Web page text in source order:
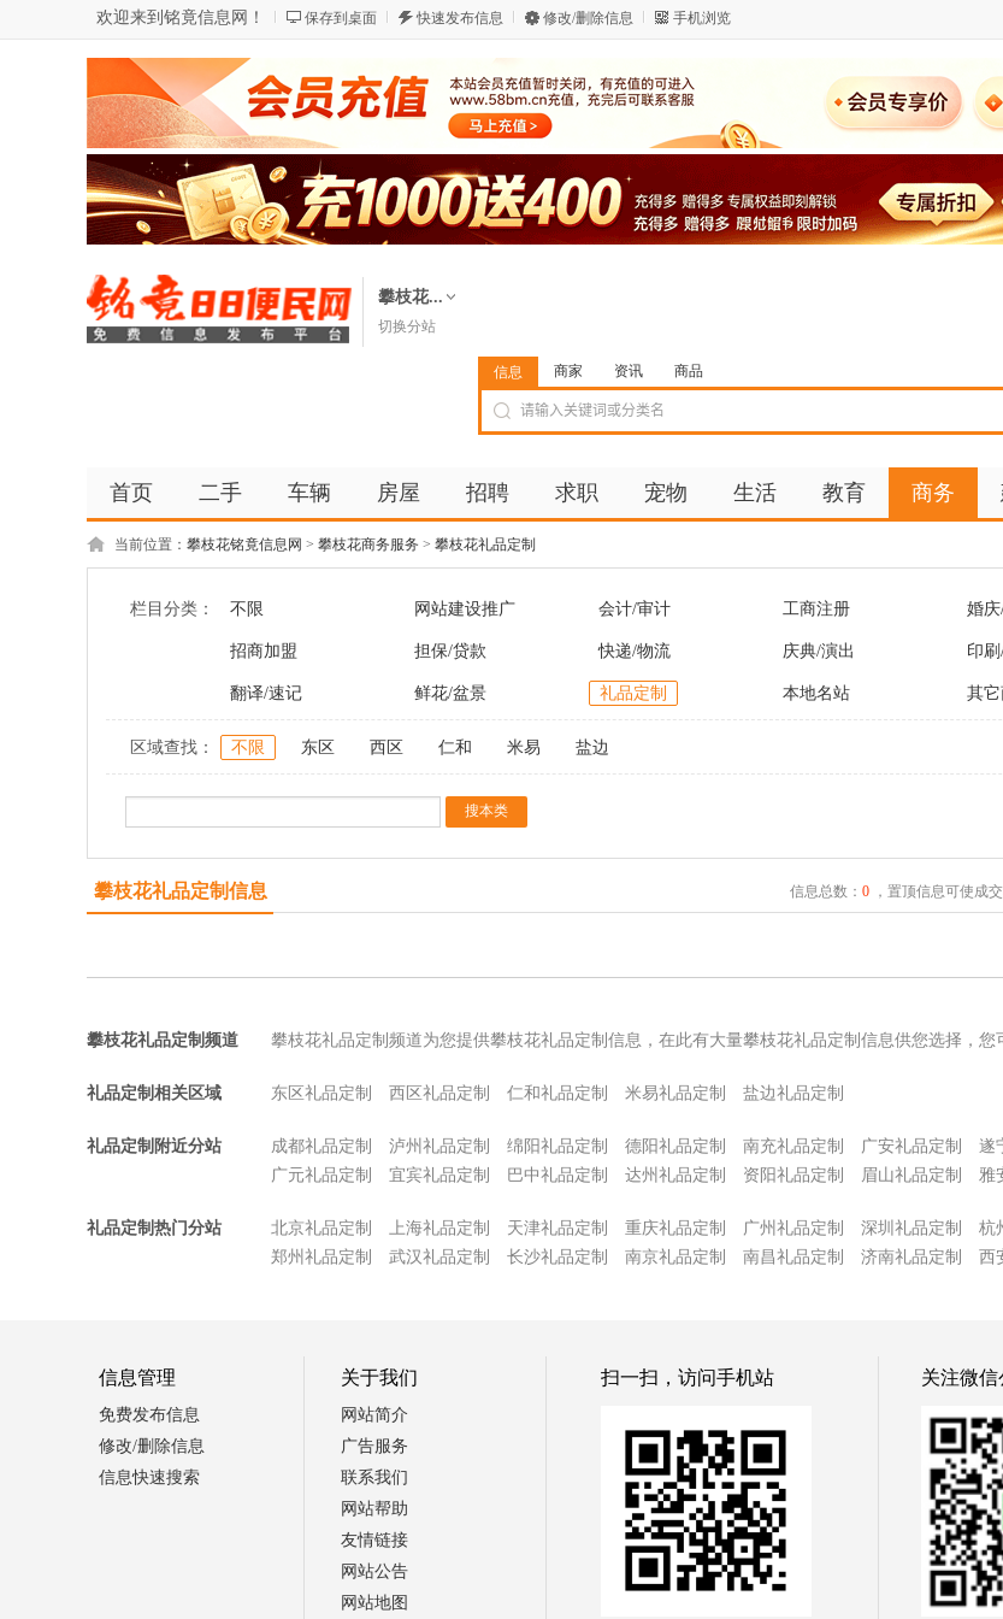
欢迎来到铭竟信息网！ 保存到桌面 快速发布信息 修改/删除信息 手机浏览
攀枝花...
切换分站
信息 商家 资讯 商品
首页 二手 车辆 房屋 招聘 求职 宠物 生活 教育 商务
当前位置： 攀枝花铭竟信息网 > 攀枝花商务服务 > 攀枝花礼品定制
栏目分类： 不限 网站建设推广 会计/审计 工商注册 婚
招商加盟 担保/贷款 快递/物流 庆典/演出 印
翻译/速记 鲜花/盆景 礼品定制 本地名站 其
区域查找： 不限 东区 西区 仁和 米易 盐边
攀枝花礼品定制信息 信息总数： 0，置顶信息可使成交
攀枝花礼品定制频道 攀枝花礼品定制频道为您提供攀枝花礼品定制信息，在此有大量攀枝花礼品定制信息供您选择，您
礼品定制相关区域 东区礼品定制 西区礼品定制 仁和礼品定制 米易礼品定制 盐边礼品定制
礼品定制附近分站 成都礼品定制 泸州礼品定制 绵阳礼品定制 德阳礼品定制 南充礼品定制 广安礼品定制 遂
广元礼品定制
宜宾礼品定制 巴中礼品定制 达州礼品定制 资阳礼品定制 眉山礼品定制 雅
礼品定制热门分站 北京礼品定制 上海礼品定制 天津礼品定制 重庆礼品定制 广州礼品定制 深圳礼品定制 杭
郑州礼品定制
武汉礼品定制 长沙礼品定制 南京礼品定制 南昌礼品定制 济南礼品定制 西
信息管理
免费发布信息
修改/删除信息
信息快速搜索
关于我们
网站简介
广告服务
联系我们
网站帮助
友情链接
网站公告
网站地图
扫一扫，访问手机站 关注微